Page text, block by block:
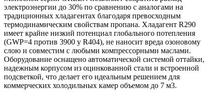
электроэнергии до 30% по сравнению с аналогами на
традиционных хладагентах благодаря превосходным
термодинамическим свойствам пропана. Хладагент R290
имеет крайне низкий потенциал глобального потепления
(GWP=4 против 3900 у R404), не наносит вреда озоновому
слою и совместим с любыми компрессорными маслами.
Оборудование оснащено автоматической системой оттайки,
надежным корпусом из оцинкованной стали и встроенной
подсветкой, что делает его идеальным решением для
коммерческих холодильных камер объемом до 7 м3.